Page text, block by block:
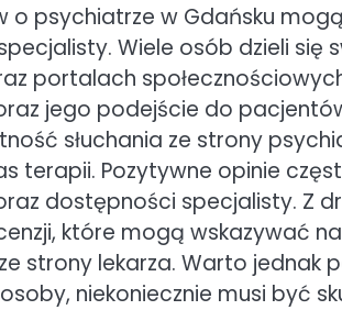
o psychiatrze w Gdańsku
Wiele osób dzieli się
portalach
jego podejście do
słuchania ze strony
terapii. Pozytywne opinie
dostępności specjalisty. Z
które mogą wskazywać
strony lekarza. Warto jednak
niekoniecznie musi być